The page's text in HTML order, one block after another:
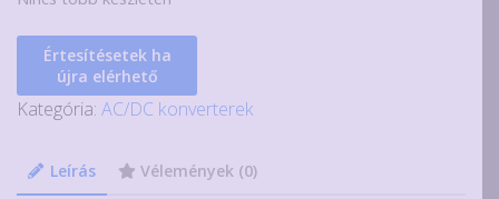
Értesítésetek ha
újra elérhető
Kategória: AC/DC konverterek
Leírás Vélemények (0)